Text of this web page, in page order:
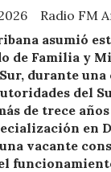
Radio FM
asumió
de Familia y
durante una
del
de trece
en
vacante